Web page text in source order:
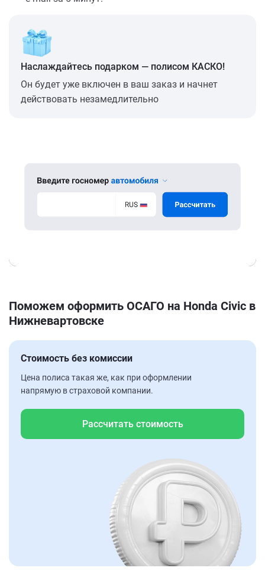
Наслаждайтесь подарком — полисом КАСКО!
Он будет уже включен в ваш заказ и начнет
действовать незамедлительно
Поможем оформить ОСАГО на Honda Civic в
Нижневартовске
Стоимость без комиссии
Цена полиса такая же, как при оформлении
напрямую в страховой компании.
Рассчитать стоимость